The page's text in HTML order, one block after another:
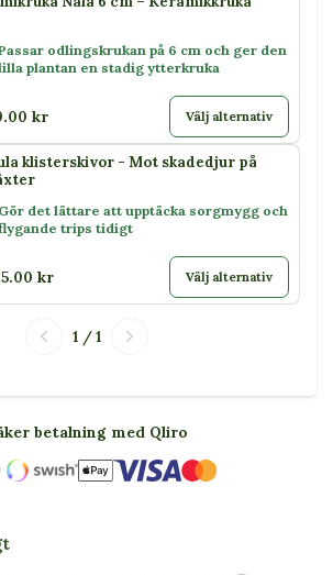
odlingskrukan på 6 cm och ger den
plantan en stadig ytterkruka
kr Välj alternativ
klisterskivor - Mot skadedjur på
Gör det lättare att upptäcka sorgmygg och
trips tidigt
kr Välj alternativ
1 / 1
betalning med Qliro